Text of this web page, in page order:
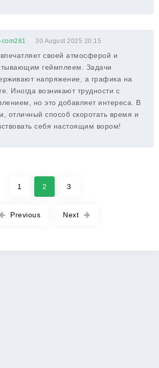
30 August 2025 20:15
своей атмосферой и
геймплеем. Задачи
напряжение, а графика на
Иногда возникают трудности с
но это добавляет интереса. В
отличный способ скоротать время и
себя настоящим вором!
Previous
1 2 3
Next